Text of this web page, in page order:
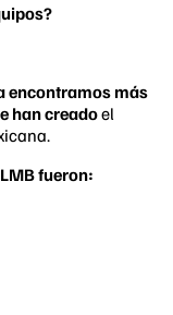
encontramos más
han creadoel
fueron: